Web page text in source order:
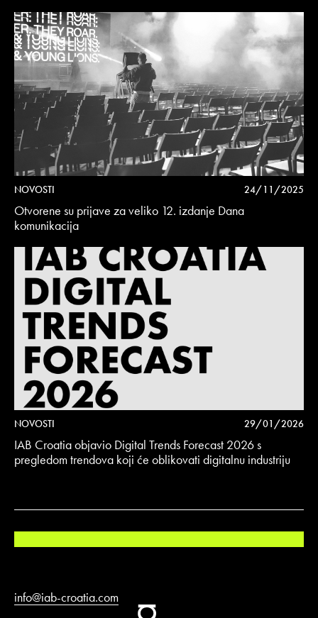
NOVOSTI 24/11/2025
Otvorene su prijave za veliko 12. izdanje Dana
komunikacija
NOVOSTI 29/01/2026
IAB Croatia objavio Digital Trends Forecast 2026 s
pregledom trendova koji će oblikovati digitalnu industriju
info@iab-croatia.com